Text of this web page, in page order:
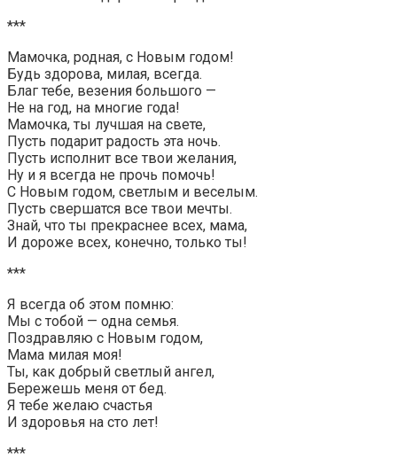
***
Мамочка, родная, с Новым годом!
Будь здорова, милая, всегда.
Благ тебе, везения большого —
Не на год, на многие года!
Мамочка, ты лучшая на свете,
Пусть подарит радость эта ночь.
Пусть исполнит все твои желания,
Ну и я всегда не прочь помочь!
С Новым годом, светлым и веселым.
Пусть свершатся все твои мечты.
Знай, что ты прекраснее всех, мама,
И дороже всех, конечно, только ты!
***
Я всегда об этом помню:
Мы с тобой — одна семья.
Поздравляю с Новым годом,
Мама милая моя!
Ты, как добрый светлый ангел,
Бережешь меня от бед.
Я тебе желаю счастья
И здоровья на сто лет!
***